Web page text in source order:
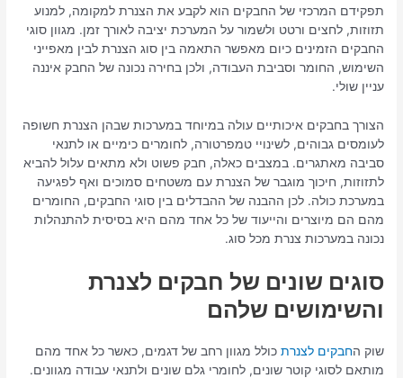
תפקידם המרכזי של החבקים הוא לקבע את הצנרת למקומה, למנוע
תזוזות, לחצים ורטט ולשמור על המערכת יציבה לאורך זמן. מגוון סוגי
החבקים הזמינים כיום מאפשר התאמה בין סוג הצנרת לבין מאפייני
השימוש, החומר וסביבת העבודה, ולכן בחירה נכונה של החבק איננה
עניין שולי.
הצורך בחבקים איכותיים עולה במיוחד במערכות שבהן הצנרת חשופה
לעומסים גבוהים, לשינויי טמפרטורה, לחומרים כימיים או לתנאי
סביבה מאתגרים. במצבים כאלה, חבק פשוט ולא מתאים עלול להביא
לתזוזות, חיכוך מוגבר של הצנרת עם משטחים סמוכים ואף לפגיעה
במערכת כולה. לכן ההבנה של ההבדלים בין סוגי החבקים, החומרים
מהם הם מיוצרים והייעוד של כל אחד מהם היא בסיסית להתנהלות
נכונה במערכות צנרת מכל סוג.
סוגים שונים של חבקים לצנרת
והשימושים שלהם
שוק החבקים לצנרת כולל מגוון רחב של דגמים, כאשר כל אחד מהם
מותאם לסוגי קוטר שונים, לחומרי גלם שונים ולתנאי עבודה מגוונים.